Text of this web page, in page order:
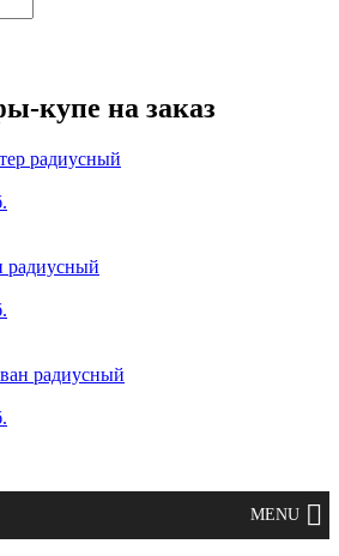
купе на заказ
радиусный
радиусный